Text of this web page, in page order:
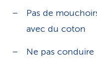
Pas de
avec du coton
Ne pas conduire